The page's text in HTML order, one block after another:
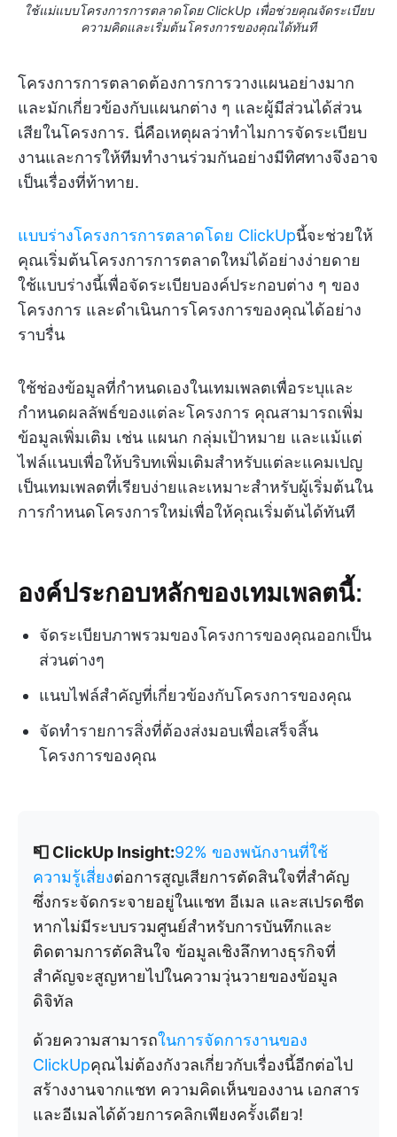
ใช้แม่แบบโครงการการตลาดโดย ClickUp เพื่อช่วยคุณจัดระเบียบ
ความคิดและเริ่มต้นโครงการของคุณได้ทันที
โครงการการตลาดต้องการการวางแผนอย่างมาก
และมักเกี่ยวข้องกับแผนกต่าง ๆ และผู้มีส่วนได้ส่วน
เสียในโครงการ. นี่คือเหตุผลว่าทำไมการจัดระเบียบ
งานและการให้ทีมทำงานร่วมกันอย่างมีทิศทางจึงอาจ
เป็นเรื่องที่ท้าทาย.
แบบร่างโครงการการตลาดโดย ClickUpนี้จะช่วยให้
คุณเริ่มต้นโครงการการตลาดใหม่ได้อย่างง่ายดาย
ใช้แบบร่างนี้เพื่อจัดระเบียบองค์ประกอบต่าง ๆ ของ
โครงการ และดำเนินการโครงการของคุณได้อย่าง
ราบรื่น
ใช้ช่องข้อมูลที่กำหนดเองในเทมเพลตเพื่อระบุและ
กำหนดผลลัพธ์ของแต่ละโครงการ คุณสามารถเพิ่ม
ข้อมูลเพิ่มเติม เช่น แผนก กลุ่มเป้าหมาย และแม้แต่
ไฟล์แนบเพื่อให้บริบทเพิ่มเติมสำหรับแต่ละแคมเปญ
เป็นเทมเพลตที่เรียบง่ายและเหมาะสำหรับผู้เริ่มต้นใน
การกำหนดโครงการใหม่เพื่อให้คุณเริ่มต้นได้ทันที
องค์ประกอบหลักของเทมเพลตนี้:
จัดระเบียบภาพรวมของโครงการของคุณออกเป็น
ส่วนต่างๆ
แนบไฟล์สำคัญที่เกี่ยวข้องกับโครงการของคุณ
จัดทำรายการสิ่งที่ต้องส่งมอบเพื่อเสร็จสิ้น
โครงการของคุณ
📮 ClickUp Insight:92% ของพนักงานที่ใช้
ความรู้เสี่ยงต่อการสูญเสียการตัดสินใจที่สำคัญ
ซึ่งกระจัดกระจายอยู่ในแชท อีเมล และสเปรดชีต
หากไม่มีระบบรวมศูนย์สำหรับการบันทึกและ
ติดตามการตัดสินใจ ข้อมูลเชิงลึกทางธุรกิจที่
สำคัญจะสูญหายไปในความวุ่นวายของข้อมูล
ดิจิทัล
ด้วยความสามารถในการจัดการงานของ
ClickUpคุณไม่ต้องกังวลเกี่ยวกับเรื่องนี้อีกต่อไป
สร้างงานจากแชท ความคิดเห็นของงาน เอกสาร
และอีเมลได้ด้วยการคลิกเพียงครั้งเดียว!